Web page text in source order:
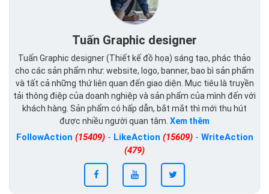
Tuấn Graphic designer
Tuấn Graphic designer (Thiết kế đồ họa) sáng tạo, phác thảo
cho các sản phẩm như: website, logo, banner, bao bì sản phẩm
và tất cả những thứ liên quan đến giao diện. Mục tiêu là truyền
tải thông điệp của doanh nghiệp và sản phẩm của mình đến với
khách hàng. Sản phẩm có hấp dẫn, bắt mắt thì mới thu hút
được nhiều người quan tâm. Xem thêm
FollowAction (15409)- LikeAction (15609)- WriteAction
(479)